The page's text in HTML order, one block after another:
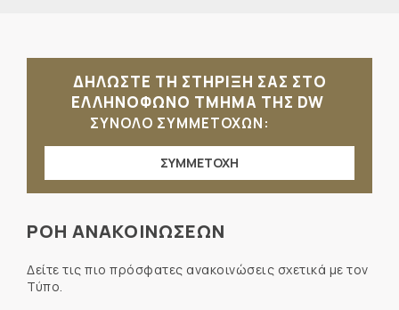
ΔΗΛΩΣΤΕ ΤΗ ΣΤΗΡΙΞΗ ΣΑΣ ΣΤΟ
ΕΛΛΗΝΟΦΩΝΟ ΤΜΗΜΑ ΤΗΣ DW
ΣΥΝΟΛΟ ΣΥΜΜΕΤΟΧΩΝ:
ΣΥΜΜΕΤΟΧΗ
ΡΟΗ ΑΝΑΚΟΙΝΩΣΕΩΝ
Δείτε τις πιο πρόσφατες ανακοινώσεις σχετικά με τον
Τύπο.